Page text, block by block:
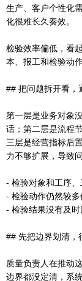
生产、客户个性化
化很难长久奏效。
检验效率偏低，看
本、报工和检验动
## 把问题拆开看，
第一层是业务对象
话；第二层是流程
三层是经营指标后
力不够扩展，导致
- 检验对象和工序
- 检验动作仍然较
- 检验结果没有及
## 先把边界划清，
质量负责人在推动
边界都没定清，系